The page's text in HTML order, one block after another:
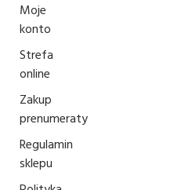
Moje
konto
Strefa
online
Zakup
prenumeraty
Regulamin
sklepu